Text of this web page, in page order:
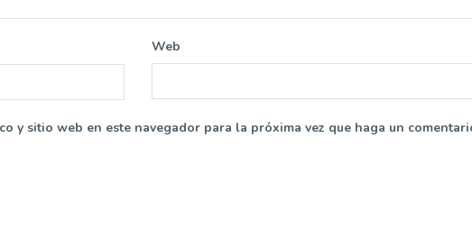
Web
y sitio web en este navegador para la próxima vez que haga un